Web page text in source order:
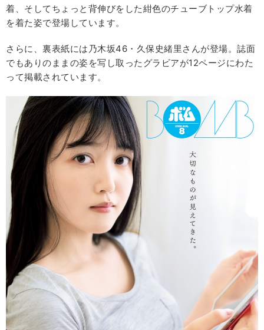
着、そしてちょっと背伸びをした紺色のチューブトップ水着
を着た姿で登場しています。
さらに、裏表紙には乃木坂46・久保史緒里さんが登場。誌面
でもありのままの姿を写し取ったグラビアが12ページにわた
って掲載されています。